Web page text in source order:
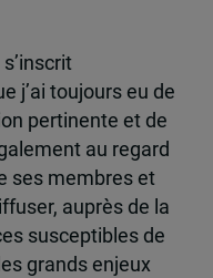
j’ai toujours eu de
pertinente et de
au regard
ses membres et
auprès de la
susceptibles de
grands enjeux